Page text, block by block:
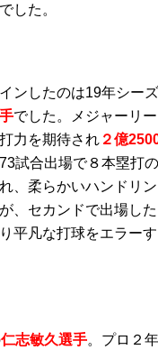
した。
ンしたのは19年シー
でした。メジャーリ
力を期待され ２億
試合出場で８本塁打
、柔らかいハンドリ
、セカンドで出場し
平凡な打球をエラー
仁志敏久選手。プロ２